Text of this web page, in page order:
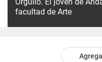
Orgullo. El joven de
facultad de Arte